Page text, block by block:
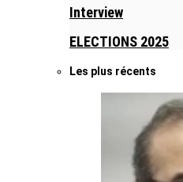
Interview
ELECTIONS 2025
Les plus récents